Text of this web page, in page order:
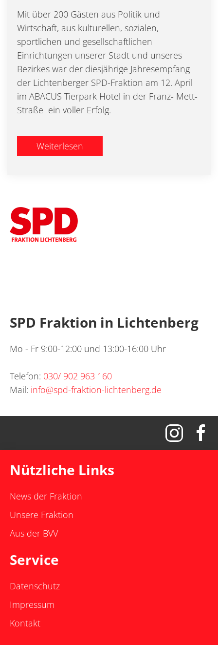
Mit über 200 Gästen aus Politik und
Wirtschaft, aus kulturellen, sozialen,
sportlichen und gesellschaftlichen
Einrichtungen unserer Stadt und unseres
Bezirkes war der diesjährige Jahresempfang
der Lichtenberger SPD-Fraktion am 12. April
im ABACUS Tierpark Hotel in der Franz- Mett-
Straße ein voller Erfolg.
Weiterlesen
SPD Fraktion in Lichtenberg
Mo - Fr 9:00-12:00 und 13:00-16:00 Uhr
Telefon: 030/ 902 963 160
Mail: info@spd-fraktion-lichtenberg.de
Nützliche Links
News der Fraktion
Unsere Fraktion
Aus der BVV
Service
Datenschutz
Impressum
Kontakt